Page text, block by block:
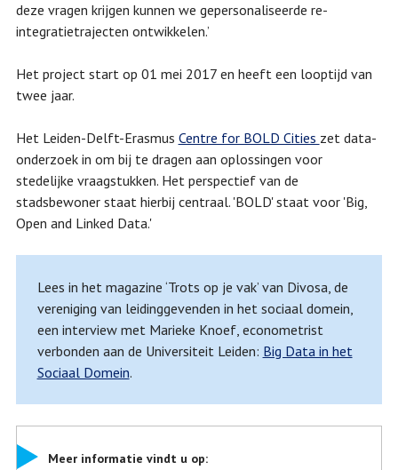
deze vragen krijgen kunnen we gepersonaliseerde re-
integratietrajecten ontwikkelen.’
Het project start op 01 mei 2017 en heeft een looptijd van
twee jaar.
Het Leiden-Delft-Erasmus Centre for BOLD Cities zet data-
onderzoek in om bij te dragen aan oplossingen voor
stedelijke vraagstukken. Het perspectief van de
stadsbewoner staat hierbij centraal. 'BOLD' staat voor 'Big,
Open and Linked Data.'
Lees in het magazine ‘Trots op je vak’ van Divosa, de
vereniging van leidinggevenden in het sociaal domein,
een interview met Marieke Knoef, econometrist
verbonden aan de Universiteit Leiden: Big Data in het
Sociaal Domein.
Meer informatie vindt u op: